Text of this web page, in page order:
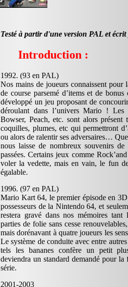
Testé à partir d'une version PAL et
Introduction :
1992. (93 en PAL)
Nos mains de joueurs connaissent pour
de course parsemé d’items et de
développé un jeu proposant de
déroulant dans l’univers Mario ! Les
Bowser, Peach, etc. sont alors présent
coquilles, plumes, etc qui permettront
ou alors de ralentir ses adversaires…
nous laisse de nombreux souvenirs
passées. Certains jeux comme
voler la vedette, mais en vain, le fun
égalable.
1996. (97 en PAL)
Mario Kart 64, le premier épisode en
possesseurs de la Nintendo 64, et
restera gravé dans nos mémoires
parties de folie sans cesse
mais dorénavant à quatre joueurs les
Le système de conduite avec entre
tels les bananes confère un petit
deviendra un standard demandé pour
série.
2001-2003